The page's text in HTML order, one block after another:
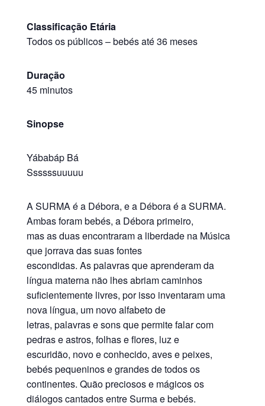
Classificação Etária
Todos os públicos–bebés até 36 meses
Duração
45 minutos
Sinopse
Yábabáp Bá
Ssssssuuuuu
A SURMA é a Débora, e a Débora é a SURMA.
Ambas foram bebés, a Débora primeiro,
mas as duas encontraram a liberdade na Música
que jorrava das suas fontes
escondidas. As palavras que aprenderam da
língua materna não lhes abriam caminhos
suficientemente livres, por isso inventaram uma
nova língua, um novo alfabeto de
letras, palavras e sons que permite falar com
pedras e astros, folhas e flores, luz e
escuridão, novo e conhecido, aves e peixes,
bebés pequeninos e grandes de todos os
continentes. Quão preciosos e mágicos os
diálogos cantados entre Surma e bebés.